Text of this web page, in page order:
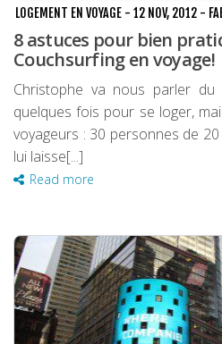
LOGEMENT EN VOYAGE - 12 NOV, 2012 -
8 astuces pour bien
Couchsurfing en voyage!
Christophe va nous parler du
quelques fois pour se loger,
voyageurs : 30 personnes de
lui laisse[...]
Read more